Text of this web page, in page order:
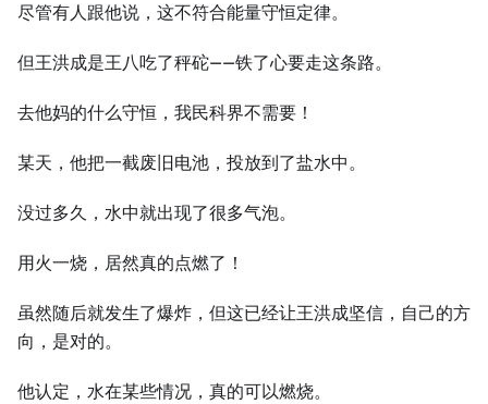
尽管有人跟他说，这不符合能量守恒定律。
但王洪成是王八吃了秤砣——铁了心要走这条路。
去他妈的什么守恒，我民科界不需要！
某天，他把一截废旧电池，投放到了盐水中。
没过多久，水中就出现了很多气泡。
用火一烧，居然真的点燃了！
虽然随后就发生了爆炸，但这已经让王洪成坚信，自己的方
向，是对的。
他认定，水在某些情况，真的可以燃烧。